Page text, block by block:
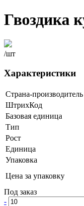
Гвоздика
/шт
Характеристики
Страна-производитель
ШтрихКод
Базовая единица
Тип
Рост
Единица
Упаковка
Цена за упаковку
Под заказ
-